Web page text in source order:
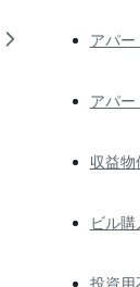
アパ
アパ
収益物
ビル購
投資